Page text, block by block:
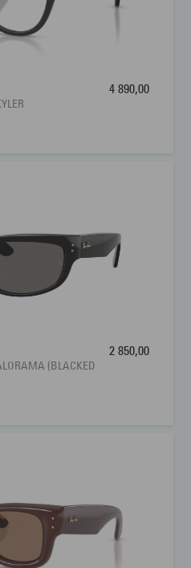
4 890,00
(BLACKED
2 850,00